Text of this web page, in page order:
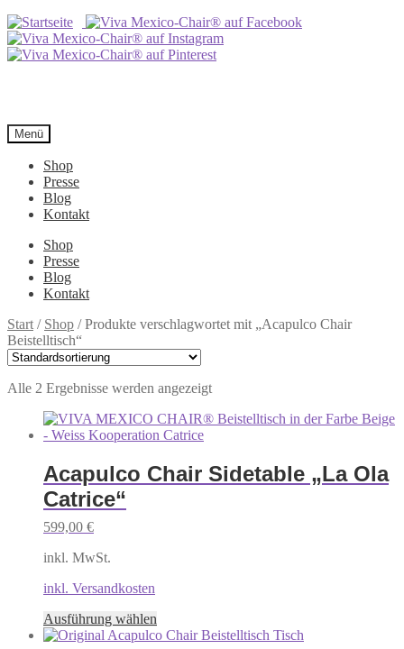
Menü
Shop
Presse
Blog
Kontakt
Shop
Presse
Blog
Kontakt
Start / Shop /Produkte verschlagwortet mit „Acapulco Chair
Beistelltisch“
Alle 2 Ergebnisse werden angezeigt
Acapulco Chair Sidetable „La Ola
Catrice“
599,00 €
inkl. MwSt.
inkl. Versandkosten
Ausführung wählen
Produkt